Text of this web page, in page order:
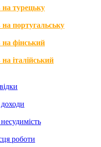
на турецьку
португальську
на фінський
італійський
роботи